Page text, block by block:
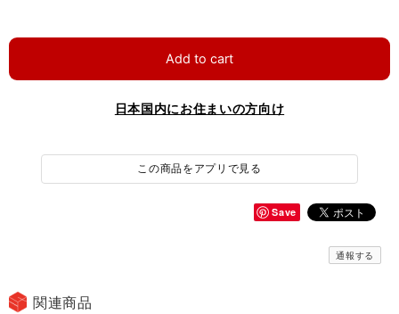
Add to cart
日本国内にお住まいの方向け
この商品をアプリで見る
Save
通報する
関連商品